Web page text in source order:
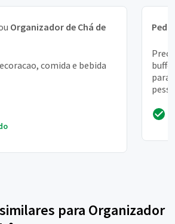
Organizador de Chá de
comida e bebida
para
para Organizador